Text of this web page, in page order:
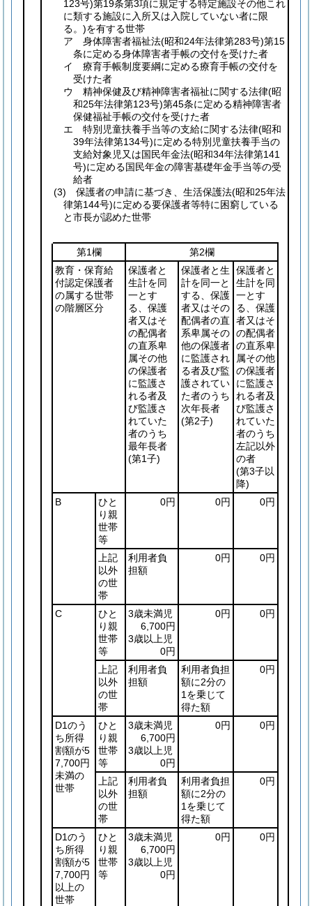
123号)第19条第3項に規定する特定施設その他これ
に類する施設に入所又は入院していない者に限
る。)を有する世帯
ア 身体障害者福祉法(昭和24年法律第283号)第15
条に定める身体障害者手帳の交付を受けた者
イ 療育手帳制度要綱に定める療育手帳の交付を
受けた者
ウ 精神保健及び精神障害者福祉に関する法律(昭
和25年法律第123号)第45条に定める精神障害者
保健福祉手帳の交付を受けた者
エ 特別児童扶養手当等の支給に関する法律(昭和
39年法律第134号)に定める特別児童扶養手当の
支給対象児又は国民年金法(昭和34年法律第141
号)に定める国民年金の障害基礎年金手当等の受
給者
(3) 保護者の申請に基づき、生活保護法(昭和25年法
律第144号)に定める要保護者等特に困窮している
と市長が認めた世帯
第1欄
第2欄
教育・保育給
付認定保護者
の属する世帯
の階層区分
保護者と
生計を同
一とす
る、保護
者又はそ
の配偶者
の直系卑
属その他
の保護者
に監護さ
れる者及
び監護さ
れていた
者のうち
最年長者
(第1子)
保護者と生
計を同一と
する、保護
者又はその
配偶者の直
系卑属その
他の保護者
に監護され
る者及び監
護されてい
た者のうち
次年長者
(第2子)
保護者と
生計を同
一とす
る、保護
者又はそ
の配偶者
の直系卑
属その他
の保護者
に監護さ
れる者及
び監護さ
れていた
者のうち
左記以外
の者
(第3子以
降)
B
ひと
り親
世帯
等
0円 0円 0円
上記
以外
の世
帯
利用者負
担額
0円 0円
C
ひと
り親
世帯
等
3歳未満児
6,700円
3歳以上児
0円
0円 0円
上記
以外
の世
帯
利用者負
担額
利用者負担
額に2分の
1を乗じて
得た額
0円
D1のう
ち所得
割額が5
7,700円
未満の
世帯
ひと
り親
世帯
等
3歳未満児
6,700円
3歳以上児
0円
0円 0円
上記
以外
の世
帯
利用者負
担額
利用者負担
額に2分の
1を乗じて
得た額
0円
D1のう
ち所得
割額が5
7,700円
以上の
世帯
ひと
り親
世帯
等
3歳未満児
6,700円
3歳以上児
0円
0円 0円